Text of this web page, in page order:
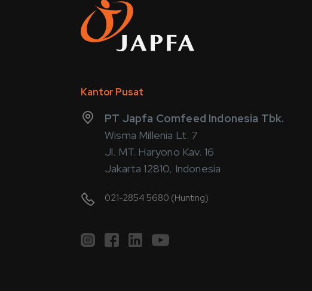
Kantor Pusat
PT Japfa Comfeed Indonesia Tbk.
Wisma Millenia Lt. 7
Jl. MT. Haryono Kav. 16
Jakarta 12810, Indonesia
021-2854 5680 (Hunting)